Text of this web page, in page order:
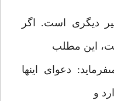
ديگرى است. اگر
اين مطلب
دعواى اينها
و